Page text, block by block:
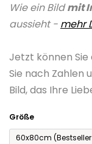
Wie ein Bildmit
aussieht - mehr
Jetzt können
Sie nach Zahlen
Bild, das Ihre
Größe
60x80cm
ist
von
5
Sternen.